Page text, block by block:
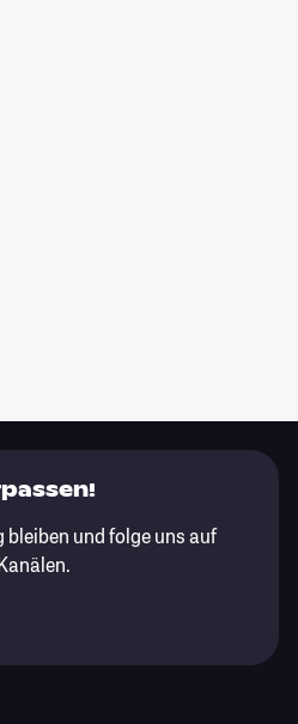
bleiben und folge uns auf